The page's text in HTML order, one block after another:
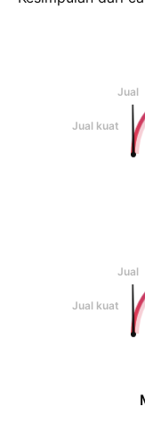
Jual
Jual kuat
Jual
Jual kuat